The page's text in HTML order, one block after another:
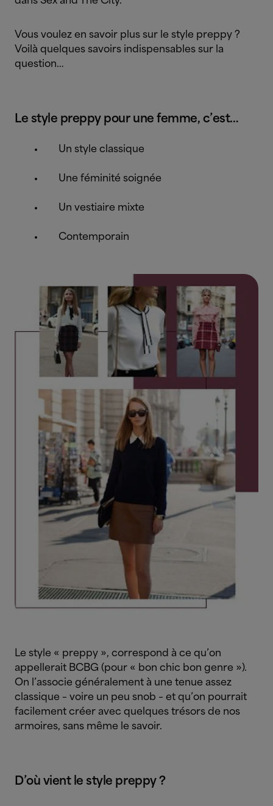
Vous voulez en savoir plus sur le style preppy ?
Voilà quelques savoirs indispensables sur la
question…
Le style preppy pour une femme, c’est…
Un style classique
Une féminité soignée
Un vestiaire mixte
Contemporain
Le style « preppy », correspond à ce qu’on
appellerait BCBG (pour « bon chic bon genre »).
On l’associe généralement à une tenue assez
classique – voire un peu snob – et qu’on pourrait
facilement créer avec quelques trésors de nos
armoires, sans même le savoir.
D’où vient le style preppy ?